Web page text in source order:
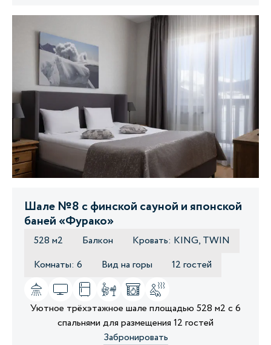
Шале №8 с финской сауной и японской
баней «Фурако»
528 м2 Балкон
Кровать: KING, TWIN
Комнаты: 6
Вид на горы 12 гостей
Уютное трёхэтажное шале площадью 528 м2 с 6
спальнями для размещения 12 гостей
Забронировать